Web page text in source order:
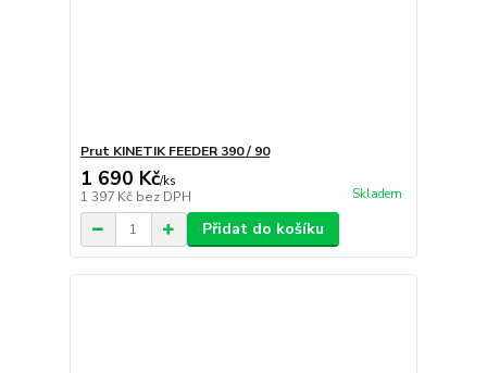
Prut KINETIK FEEDER 390 / 90
1 690 Kč/ks
1 397 Kč bez DPH Skladem
Přidat do košíku